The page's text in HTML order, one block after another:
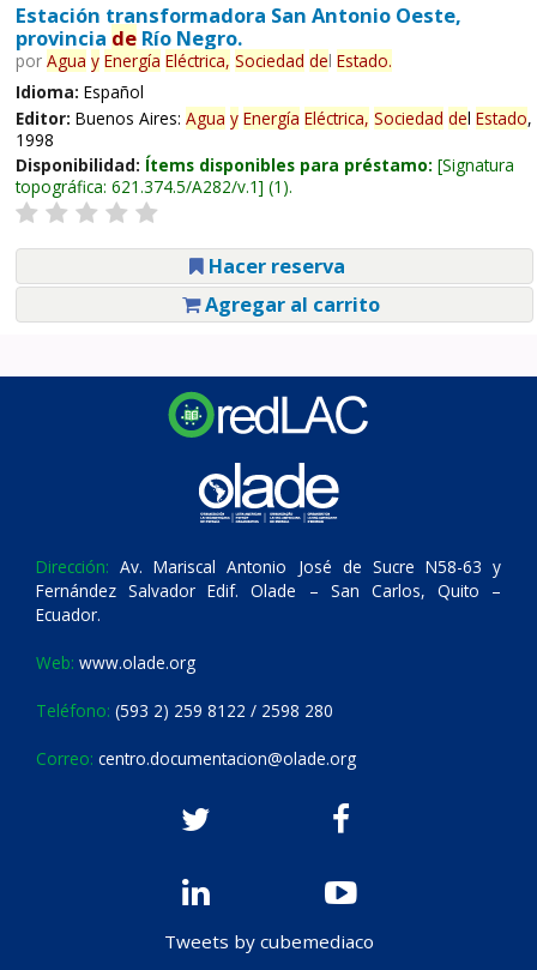
Estación transformadora San Antonio Oeste,
provincia deRío Negro.
por Agua y Energía Eléctrica, Sociedad del Estado.
Idioma: Español
Editor: Buenos Aires: Agua y Energía Eléctrica, Sociedad del Estado,
1998
Disponibilidad: Ítems disponibles para préstamo: Signatura
topográfica: 621.374.5/A282/v.1 (1).
Hacer reserva
Agregar al carrito
Dirección: Av. Mariscal Antonio José de Sucre N58-63 y
Fernández Salvador Edif. Olade – San Carlos, Quito –
Ecuador.
Web: www.olade.org
Teléfono: (593 2) 259 8122 / 2598 280
Correo: centro.documentacion@olade.org
Tweets by cubemediaco